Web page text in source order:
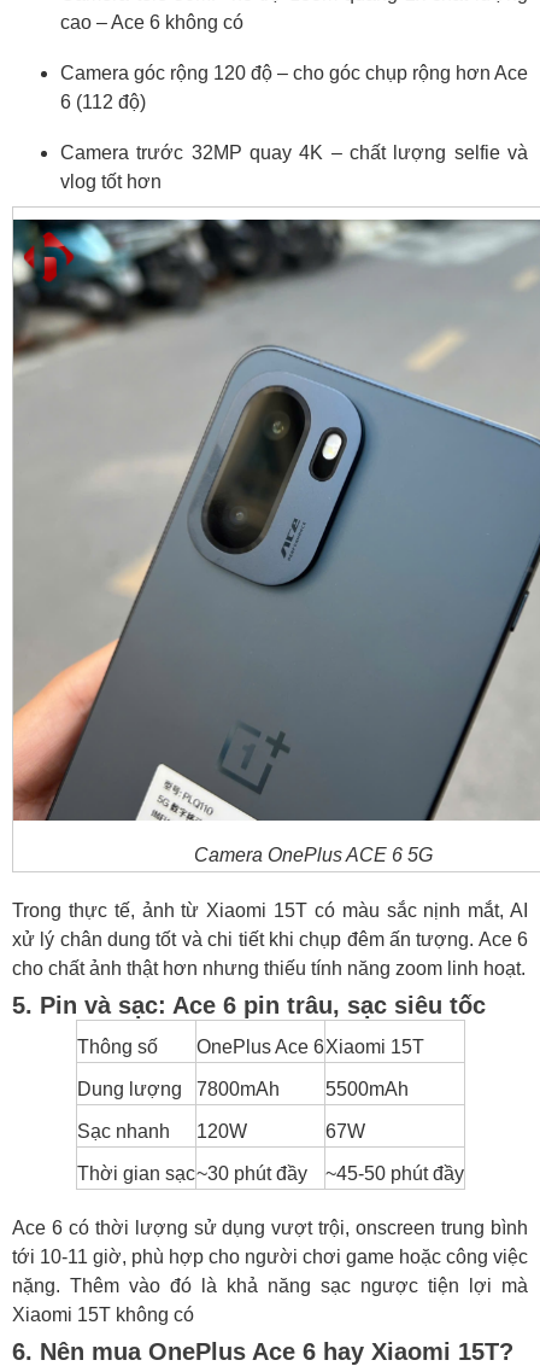
cao – Ace 6 không có
Camera góc rộng 120 độ – cho góc chụp rộng hơn Ace
6 (112 độ)
Camera trước 32MP quay 4K – chất lượng selfie và
vlog tốt hơn
Camera OnePlus ACE 6 5G
Trong thực tế, ảnh từ Xiaomi 15T có màu sắc nịnh mắt, AI
xử lý chân dung tốt và chi tiết khi chụp đêm ấn tượng. Ace 6
cho chất ảnh thật hơn nhưng thiếu tính năng zoom linh hoạt.
5. Pin và sạc: Ace 6 pin trâu, sạc siêu tốc
Thông số OnePlus Ace 6Xiaomi 15T
Dung lượng 7800mAh 5500mAh
Sạc nhanh 120W 67W
Thời gian sạc~30 phút đầy ~45-50 phút đầy
Ace 6 có thời lượng sử dụng vượt trội, onscreen trung bình
tới 10-11 giờ, phù hợp cho người chơi game hoặc công việc
nặng. Thêm vào đó là khả năng sạc ngược tiện lợi mà
Xiaomi 15T không có
6. Nên mua OnePlus Ace 6 hay Xiaomi 15T?